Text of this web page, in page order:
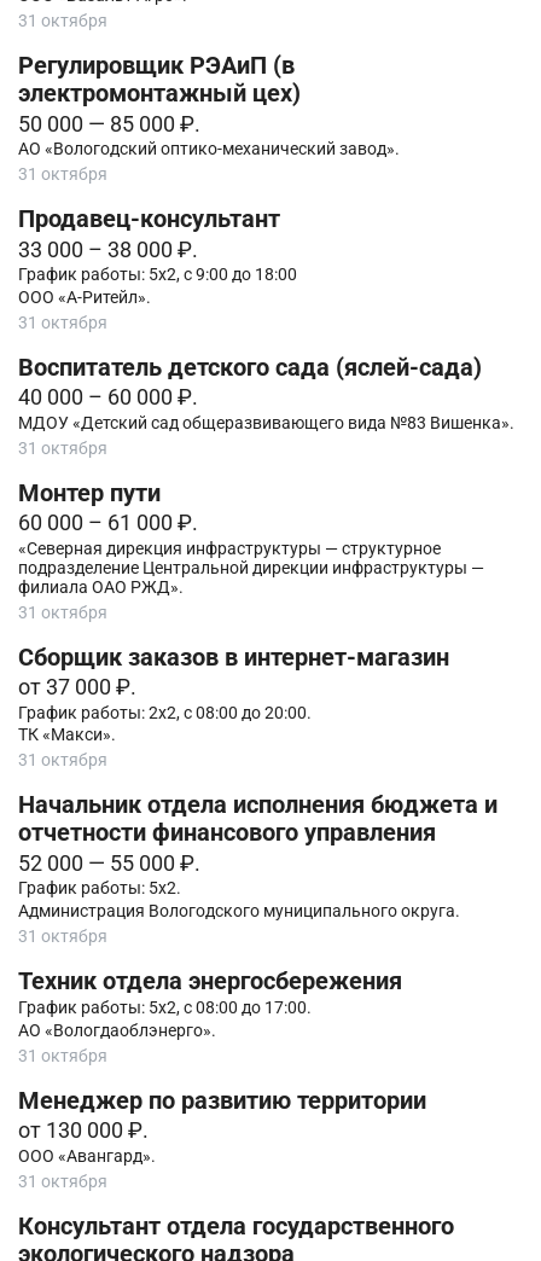
31 октября
Регулировщик РЭАиП (в
электромонтажный цех)
50 000 — 85 000 ₽.
АО «Вологодский оптико-механический завод».
31 октября
Продавец-консультант
33 000 – 38 000 ₽.
График работы: 5х2, с 9:00 до 18:00
ООО «А-Ритейл».
31 октября
Воспитатель детского сада (яслей-сада)
40 000 – 60 000 ₽.
МДОУ «Детский сад общеразвивающего вида №83 Вишенка».
31 октября
Монтер пути
60 000 – 61 000 ₽.
«Северная дирекция инфраструктуры — структурное
подразделение Центральной дирекции инфраструктуры —
филиала ОАО РЖД».
31 октября
Сборщик заказов в интернет-магазин
от 37 000 ₽.
График работы: 2x2, с 08:00 до 20:00.
ТК «Макси».
31 октября
Начальник отдела исполнения бюджета и
отчетности финансового управления
52 000 — 55 000 ₽.
График работы: 5х2.
Администрация Вологодского муниципального округа.
31 октября
Техник отдела энергосбережения
График работы: 5x2, с 08:00 до 17:00.
АО «Вологдаоблэнерго».
31 октября
Менеджер по развитию территории
от 130 000 ₽.
ООО «Авангард».
31 октября
Консультант отдела государственного
экологического надзора